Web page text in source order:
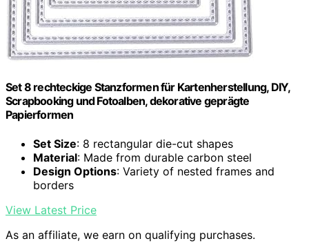
Set 8 rechteckige Stanzformen für Kartenherstellung, DIY,
Scrapbooking und Fotoalben, dekorative geprägte
Papierformen
Set Size: 8 rectangular die-cut shapes
Material: Made from durable carbon steel
Design Options: Variety of nested frames and
borders
View Latest Price
As an affiliate, we earn on qualifying purchases.